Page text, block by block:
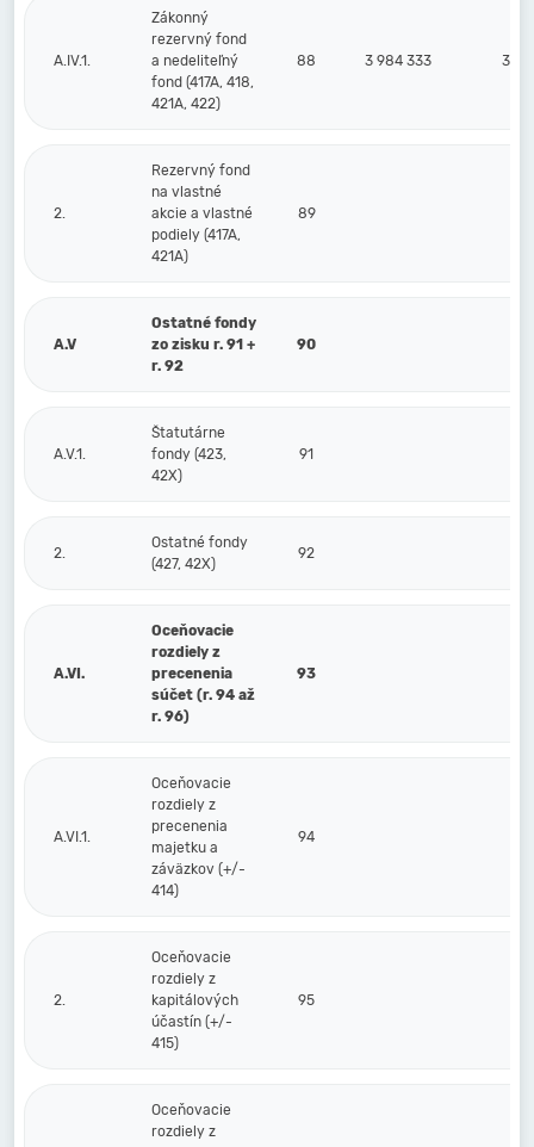
A.IV.1.
Zákonný
rezervný fond
a nedeliteľný
fond (417A, 418,
421A, 422)
88 3 984 333 3
2.
Rezervný fond
na vlastné
akcie a vlastné
podiely (417A,
421A)
89
A.V
Ostatné fondy
zo zisku r. 91 +
r. 92
90
A.V.1.
Štatutárne
fondy (423,
42X)
91
2.
Ostatné fondy
(427, 42X)
92
A.VI.
Oceňovacie
rozdiely z
precenenia
súčet (r. 94 až
r. 96)
93
A.VI.1.
Oceňovacie
rozdiely z
precenenia
majetku a
záväzkov (+/-
414)
94
2.
Oceňovacie
rozdiely z
kapitálových
účastín (+/-
415)
95
Oceňovacie
rozdiely z